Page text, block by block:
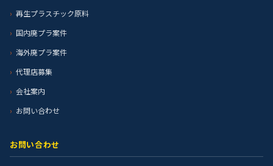
再生プラスチック原料
国内廃プラ案件
海外廃プラ案件
代理店募集
会社案内
お問い合わせ
お問い合わせ